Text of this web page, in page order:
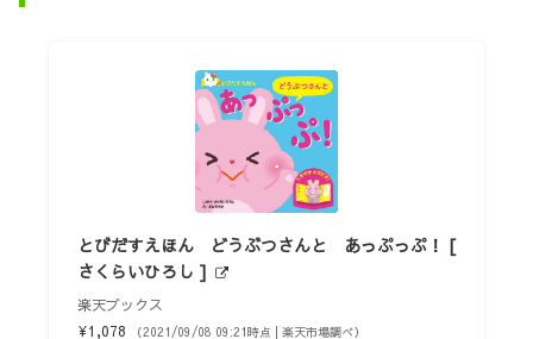
とびだすえほん どうぶつさんと あっぷっぷ！ [
さくらいひろし ]
楽天ブックス
¥1,078
（2021/09/08 09:21時点 | 楽天市場調べ）